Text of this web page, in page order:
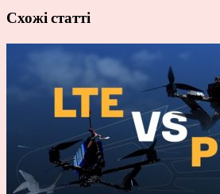
Схожі статті